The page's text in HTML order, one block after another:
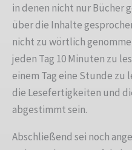
in denen nicht nur Bücher
über die Inhalte
nicht zu wörtlich
jeden Tag 10 Minuten zu
einem Tag eine Stunde zu
die Lesefertigkeiten und
abgestimmt sein.
Abschließend sei noch